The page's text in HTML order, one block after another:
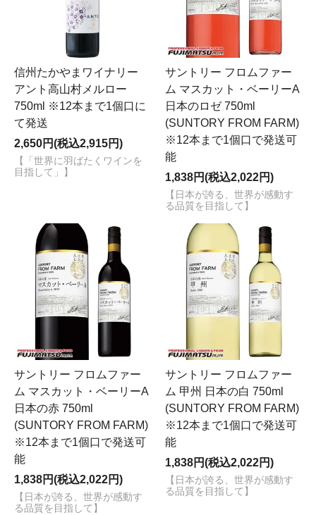
信州たかやまワイナリー
アント高山村メルロー
750ml ※12本まで1個口に
て発送
2,650円(税込2,915円)
【「世界に羽ばたくワインを
目指して」】
サントリー フロムファー
ム マスカット・ベーリーA
日本のロゼ 750ml
(SUNTORY FROM FARM)
※12本まで1個口で発送可
能
1,838円(税込2,022円)
【日本が誇る、世界が感動す
る品質を目指して】
サントリー フロムファー
ム マスカット・ベーリーA
日本の赤 750ml
(SUNTORY FROM FARM)
※12本まで1個口で発送可
能
1,838円(税込2,022円)
【日本が誇る、世界が感動す
る品質を目指して】
サントリー フロムファー
ム 甲州 日本の白 750ml
(SUNTORY FROM FARM)
※12本まで1個口で発送可
能
1,838円(税込2,022円)
【日本が誇る、世界が感動す
る品質を目指して】